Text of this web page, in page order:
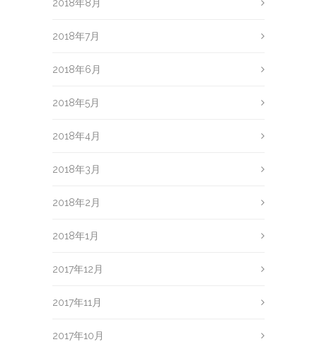
2018年8月
2018年7月
2018年6月
2018年5月
2018年4月
2018年3月
2018年2月
2018年1月
2017年12月
2017年11月
2017年10月